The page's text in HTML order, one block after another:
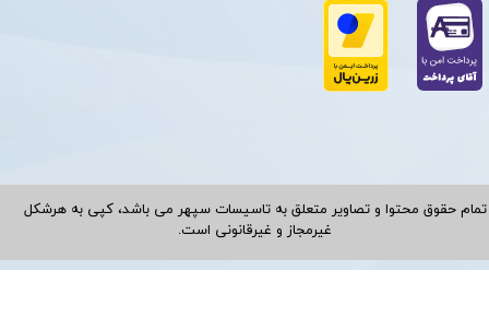
تمام حقوق محتوا و تصاویر متعلق به تاسیسات سپهر می باشد، کپی به هرشکل
غیرمجاز و غیرقانونی است.​​​​​​​